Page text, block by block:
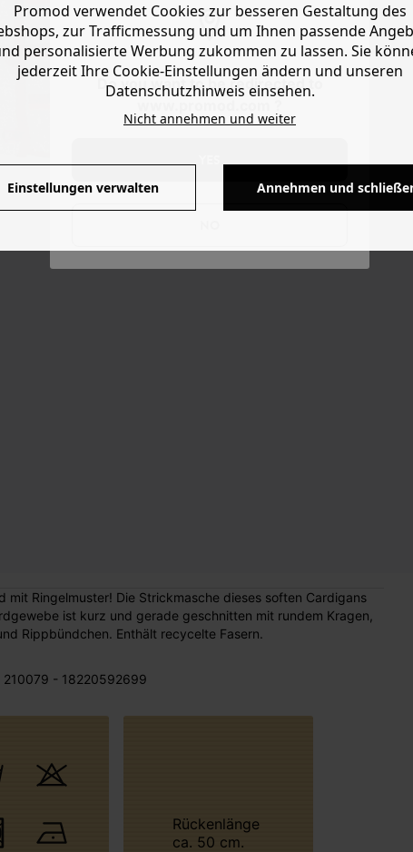
Do you want to be redirected to
Ringelmuster! Die Strickmasche dieses soften Cardigans
ist kurz und gerade geschnitten mit rundem Kragen,
Rippbündchen. Enthält recycelte Fasern.
210079 - 18220592699
Rückenlänge
ca. 50 cm.
Promod verwendet Cookies zur besseren Gestaltung des
zur Trafficmessung und um Ihnen passende
personalisierte Werbung zukommen zu lassen. Sie
jederzeit Ihre Cookie-Einstellungen ändern und unseren
Datenschutzhinweis einsehen.
Nicht annehmen und weiter
Einstellungen verwalten Annehmen und